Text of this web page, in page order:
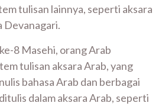
tulisan lainnya, seperti aksara
Devanagari.
8 Masehi, orang Arab
tulisan aksara Arab, yang
bahasa Arab dan berbagai
dalam aksara Arab, seperti